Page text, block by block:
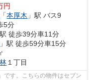
円
「本厚木 」駅 バス9
5分
駅 徒歩39分車11分
」駅 徒歩59分車15分
林１丁目
です。こちらの物件はセブン